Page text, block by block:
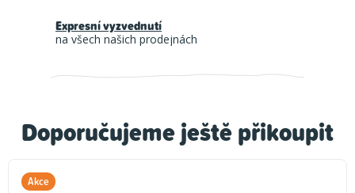
Doporučujeme ještě přikoupit
Akce
Expresní vyzvednutí
na všech našich prodejnách